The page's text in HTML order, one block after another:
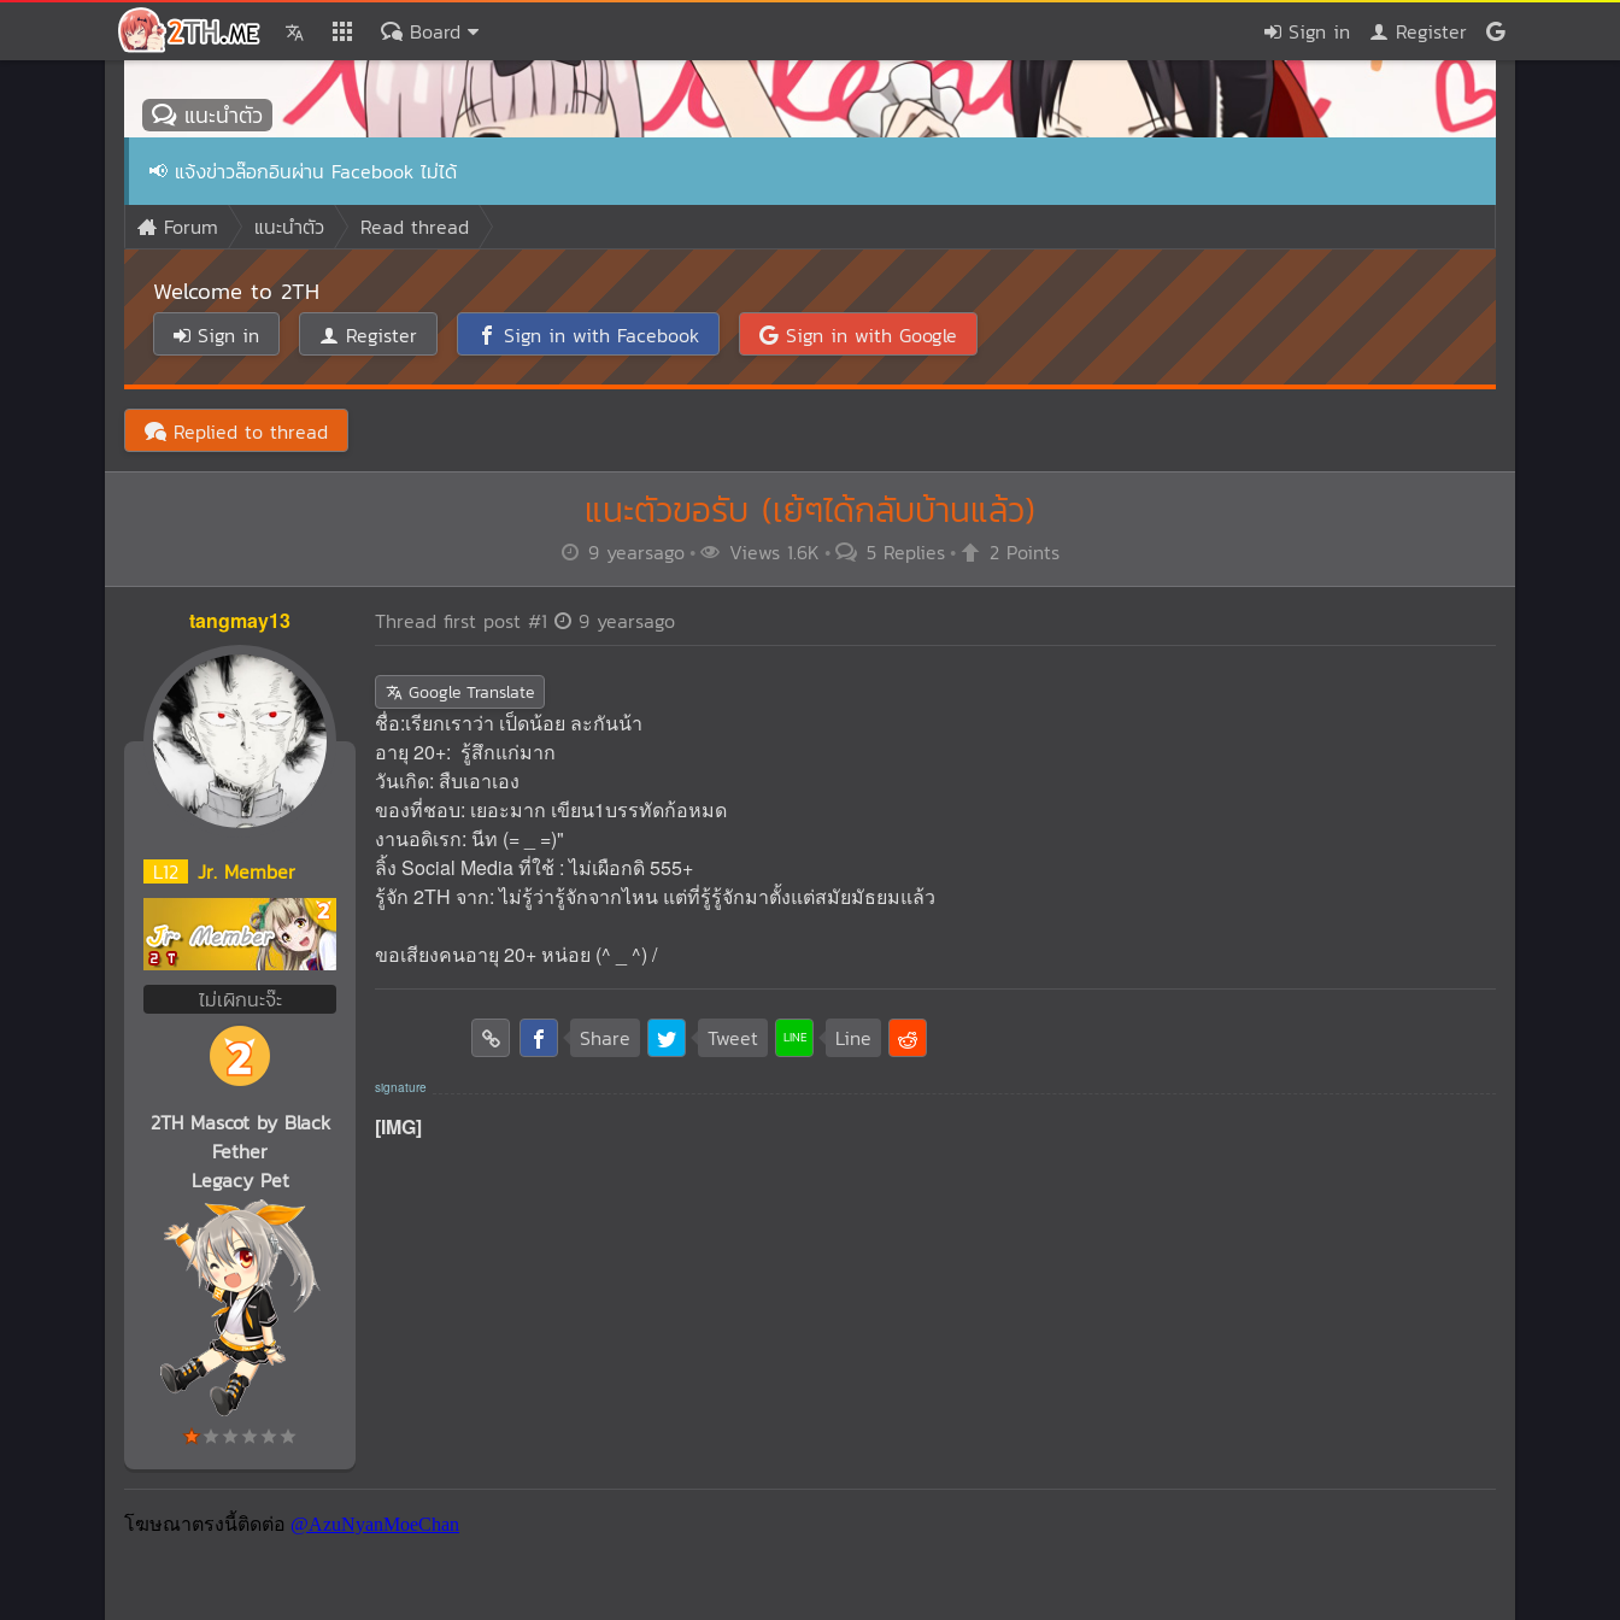
Sign in Register
Board
แนะนำตัว
📢 แจ้งข่าวล๊อกอินผ่าน Facebook ไม่ได้
Forum
แนะนำตัว Read thread
Welcome to 2TH
Sign in Register Sign in with Facebook Sign in with Google
Replied to thread
แนะตัวขอรับ (เย้ๆได้กลับบ้านแล้ว)
9 yearsago Views 1.6K 5 Replies 2 Points
tangmay13
L12 Jr. Member
ไม่เผิกนะจ๊ะ
2TH Mascot by Black
Fether
Legacy Pet
Thread first post #1 9 yearsago
Google Translate
ชื่อ:เรียกเราว่า เป็ดน้อย ละกันน้า
อายุ 20+: รู้สึกแก่มาก
วันเกิด: สืบเอาเอง
ของที่ชอบ: เยอะมาก เขียน1บรรทัดก้อหมด
งานอดิเรก: นีท (= _ =)"
ลิ้ง Social Media ที่ใช้ : ไม่เผือกดิ 555+
รู้จัก 2TH จาก: ไม่รู้ว่ารู้จักจากไหน แต่ที่รู้รู้จักมาตั้งแต่สมัยมัธยมแล้ว
ขอเสียงคนอายุ 20+ หน่อย (^ _ ^) /
Share Tweet Line
[IMG]